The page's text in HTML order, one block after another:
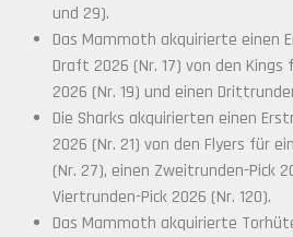
und 29).
Das Mammoth akquirierte einen
Draft 2026 (Nr. 17) von den
2026 (Nr. 19) und einen
Die Sharks akquirierten einen
2026 (Nr. 21) von den Flyers für
(Nr. 27), einen Zweitrunden-Pick
Viertrunden-Pick 2026 (Nr. 120).
Das Mammoth akquirierte